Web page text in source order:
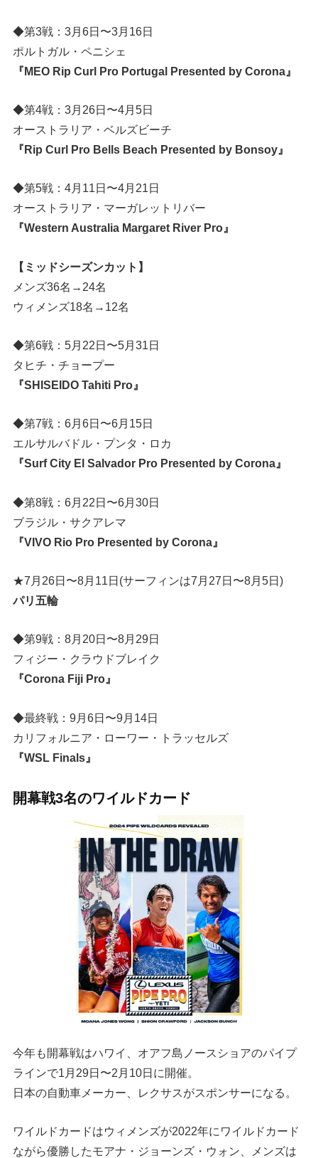
◆第3戦：3月6日〜3月16日
ポルトガル・ペニシェ
『MEO Rip Curl Pro Portugal Presented by Corona』
◆第4戦：3月26日〜4月5日
オーストラリア・ベルズビーチ
『Rip Curl Pro Bells Beach Presented by Bonsoy』
◆第5戦：4月11日〜4月21日
オーストラリア・マーガレットリバー
『Western Australia Margaret River Pro』
【ミッドシーズンカット】
メンズ36名→24名
ウィメンズ18名→12名
◆第6戦：5月22日〜5月31日
タヒチ・チョープー
『SHISEIDO Tahiti Pro』
◆第7戦：6月6日〜6月15日
エルサルバドル・プンタ・ロカ
『Surf City El Salvador Pro Presented by Corona』
◆第8戦：6月22日〜6月30日
ブラジル・サクアレマ
『VIVO Rio Pro Presented by Corona』
★7月26日〜8月11日(サーフィンは7月27日〜8月5日)
パリ五輪
◆第9戦：8月20日〜8月29日
フィジー・クラウドブレイク
『Corona Fiji Pro』
◆最終戦：9月6日〜9月14日
カリフォルニア・ローワー・トラッセルズ
『WSL Finals』
開幕戦3名のワイルドカード
今年も開幕戦はハワイ、オアフ島ノースショアのパイプ
ラインで1月29日〜2月10日に開催。
日本の自動車メーカー、レクサスがスポンサーになる。
ワイルドカードはウィメンズが2022年にワイルドカード
ながら優勝したモアナ・ジョーンズ・ウォン、メンズは